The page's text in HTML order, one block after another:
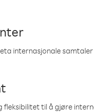
internasjonale
til å gjøre